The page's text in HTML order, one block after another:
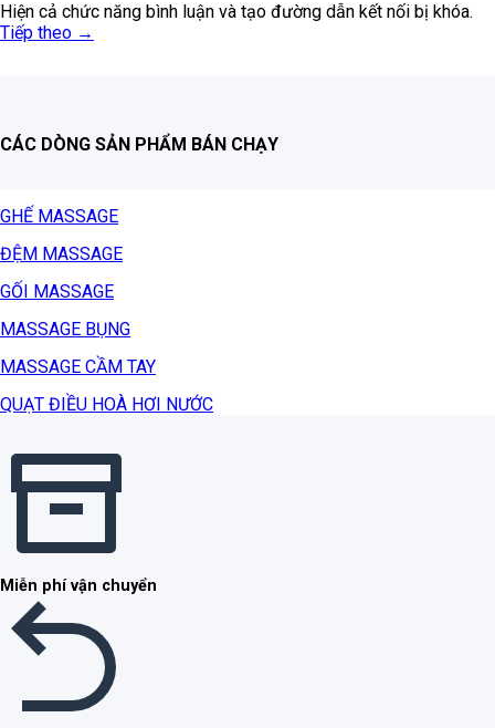
Hiện cả chức năng bình luận và tạo đường dẫn kết nối bị khóa.
Tiếp theo →
CÁC DÒNG SẢN PHẨM BÁN CHẠY
GHẾ MASSAGE
ĐỆM MASSAGE
GỐI MASSAGE
MASSAGE BỤNG
MASSAGE CẦM TAY
QUẠT ĐIỀU HOÀ HƠI NƯỚC
Miễn phí vận chuyển